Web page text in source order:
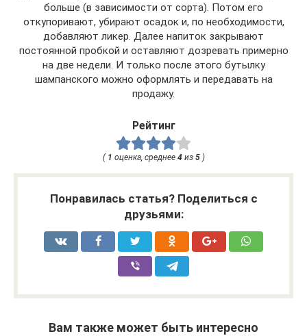
больше (в зависимости от сорта). Потом его
откупоривают, убирают осадок и, по необходимости,
добавляют ликер. Далее напиток закрывают
постоянной пробкой и оставляют дозревать примерно
на две недели. И только после этого бутылку
шампанского можно оформлять и передавать на
продажу.
Рейтинг
( 1 оценка, среднее 4из 5)
Понравилась статья? Поделиться с
друзьями:
Вам также может быть интересно